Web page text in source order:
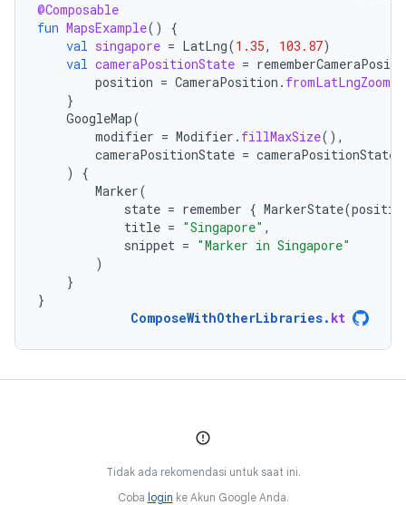
@Composable
fun MapsExample()
{
val singapore = LatLng(1.35, 103.87)
val cameraPositionState =
position = CameraPosition . fromLatLngZoom
}
GoogleMap(
modifier = Modifier . fillMaxSize(),
cameraPositionState = cameraPositionState
)
{
Marker(
state = remember { MarkerState(
title = "Singapore" ,
snippet = "Marker in Singapore"
)
}
}
ComposeWithOtherLibraries. kt
Tidak ada rekomendasi untuk saat ini.
Coba login ke Akun Google Anda.